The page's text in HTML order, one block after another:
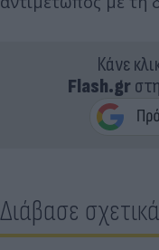
Κάνε
Flash.gr
Διάβασε σχετικά